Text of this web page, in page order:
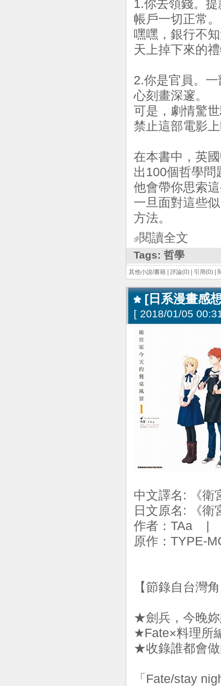
1.你去領錢。
帳戶一切正常。
嘿嘿，銀行不
天上掉下來的
2.你是官員。
心刻畫深邃。
可是，劇情驚
禁止這部電影
在本書中，英
出100個哲學問
他會帶你思索
一旦面對這些
方法。
閱讀全文
Tags: 哲學
其他小說/書籍 評論(0) 引用(0)
[日系漫畫感
[ 2018/01/05
中文譯名: 《
日文原名: 《
作者：TAa |
原作：TYPE-
【節錄自台灣
★劍兵，今晚
★Fate×料理所
★收錄誰都會
「Fate/stay